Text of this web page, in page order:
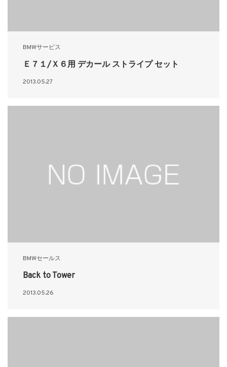
BMWサービス
Ｅ７１/Ｘ６用 デカール ストライプ セット
2013.05.27
BMWセールス
Back to Tower
2013.05.26